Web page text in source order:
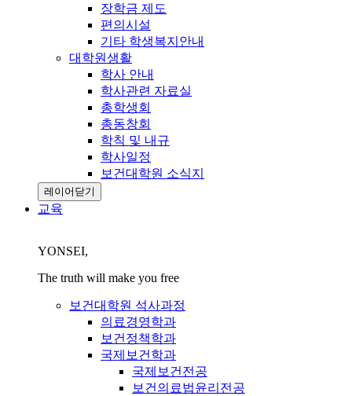
장학금 제도
편의시설
기타 학생복지안내
대학원생활
학사 안내
학사관련 자료실
총학생회
총동창회
학칙 및 내규
학사일정
보건대학원 소식지
레이어닫기
교육
YONSEI,
The truth will make you free
보건대학원 석사과정
의료경영학과
보건정책학과
국제보건학과
국제보건전공
보건의료법윤리전공